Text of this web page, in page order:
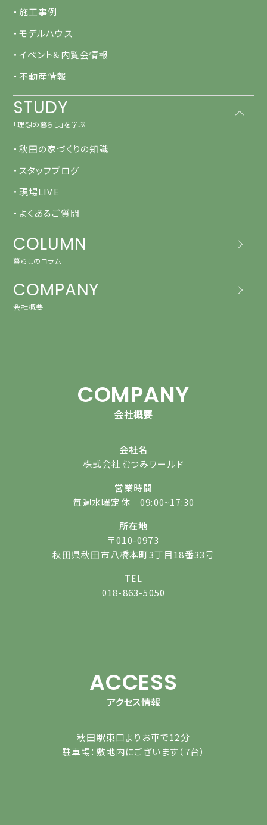
・施工事例
・モデルハウス
・イベント&内覧会情報
・不動産情報
STUDY
「理想の暮らし」を学ぶ
・秋田の家づくりの知識
・スタッフブログ
・現場LIVE
・よくあるご質問
COLUMN
暮らしのコラム
COMPANY
会社概要
COMPANY
会社概要
会社名
株式会社むつみワールド
営業時間
毎週水曜定休 09:00~17:30
所在地
〒010-0973
秋田県秋田市八橋本町3丁目18番33号
TEL
018-863-5050
ACCESS
アクセス情報
秋田駅東口よりお車で12分
駐車場：敷地内にございます（7台）